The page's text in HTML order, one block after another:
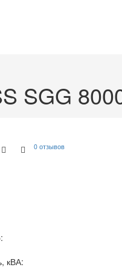
SGG
0 отзывов
кВА: